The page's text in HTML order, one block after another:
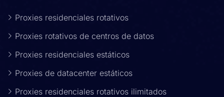
Proxies residenciales rotativos
Proxies rotativos de centros de datos
Proxies residenciales estáticos
Proxies de datacenter estáticos
Proxies residenciales rotativos ilimitados